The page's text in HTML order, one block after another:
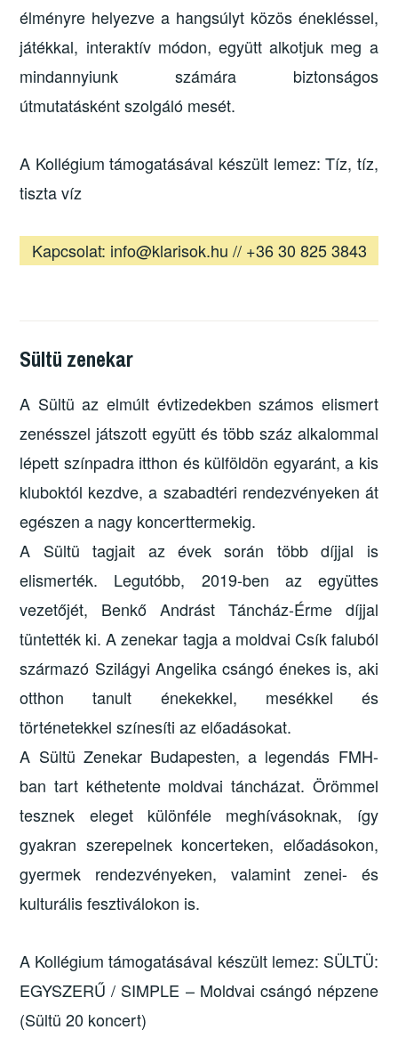
élményre helyezve a hangsúlyt közös énekléssel,
játékkal, interaktív módon, együtt alkotjuk meg a
mindannyiunk számára biztonságos
útmutatásként szolgáló mesét.
A Kollégium támogatásával készült lemez: Tíz, tíz,
tiszta víz
Kapcsolat: info@klarisok.hu // +36 30 825 3843
Sültü zenekar
A Sültü az elmúlt évtizedekben számos elismert
zenésszel játszott együtt és több száz alkalommal
lépett színpadra itthon és külföldön egyaránt, a kis
kluboktól kezdve, a szabadtéri rendezvényeken át
egészen a nagy koncerttermekig.
A Sültü tagjait az évek során több díjjal is
elismerték. Legutóbb, 2019-ben az együttes
vezetőjét, Benkő Andrást Táncház-Érme díjjal
tüntették ki. A zenekar tagja a moldvai Csík faluból
származó Szilágyi Angelika csángó énekes is, aki
otthon tanult énekekkel, mesékkel és
történetekkel színesíti az előadásokat.
A Sültü Zenekar Budapesten, a legendás FMH-
ban tart kéthetente moldvai táncházat. Örömmel
tesznek eleget különféle meghívásoknak, így
gyakran szerepelnek koncerteken, előadásokon,
gyermek rendezvényeken, valamint zenei- és
kulturális fesztiválokon is.
A Kollégium támogatásával készült lemez: SÜLTÜ:
EGYSZERŰ / SIMPLE – Moldvai csángó népzene
(Sültü 20 koncert)